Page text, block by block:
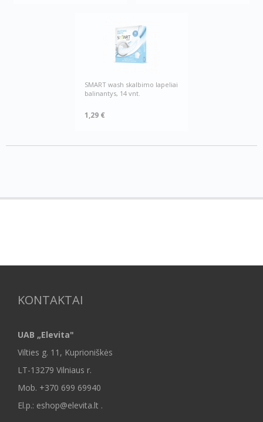
SMART wash skalbimo lapeliai
balinantys, 14 vnt.
1,29 €
KONTAKTAI
UAB „Elevita"
Vilties g. 11, Kuprioniškės
LT-13279 Vilniaus r.
Mob. +370 699 69940
El.p.: eshop@elevita.lt .